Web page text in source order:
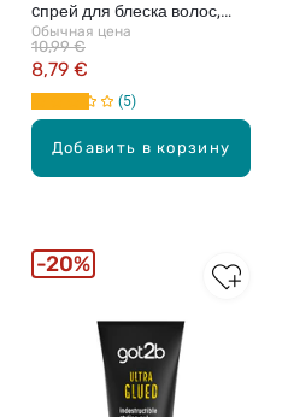
Добавить в корзину
cпрей для блеска волос,
200мл
Обычная цена
8,79 €
10,99 €
5
20%